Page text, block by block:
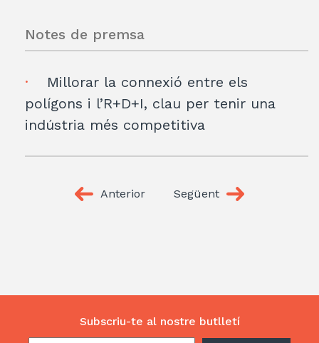
Notes de premsa
Millorar la connexió entre els
polígons i l’R+D+I, clau per tenir una
indústria més competitiva
Anterior Següent
Subscriu-te al nostre butlletí